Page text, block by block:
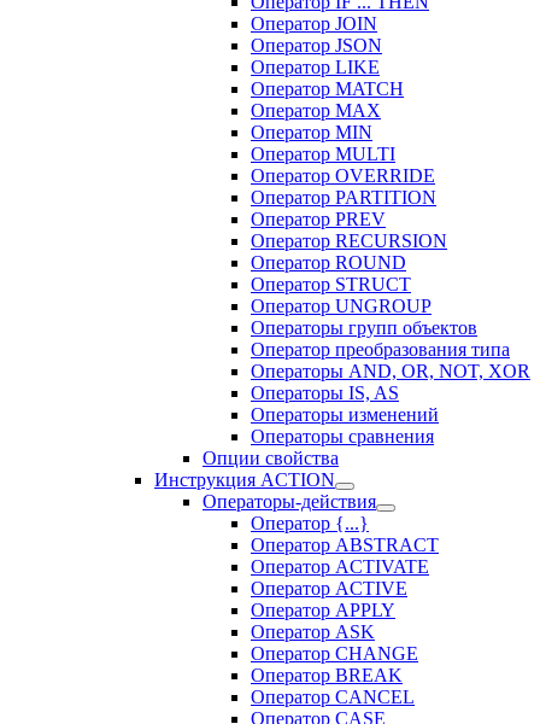
Оператор JOIN
Оператор JSON
Оператор LIKE
Оператор MATCH
Оператор MAX
Оператор MIN
Оператор MULTI
Оператор OVERRIDE
Оператор PARTITION
Оператор PREV
Оператор RECURSION
Оператор ROUND
Оператор STRUCT
Оператор UNGROUP
Операторы групп объектов
Оператор преобразования типа
Операторы AND, OR, NOT, XOR
Операторы IS, AS
Операторы изменений
Операторы сравнения
Опции свойства
Инструкция ACTION
Операторы-действия
Оператор {...}
Оператор ABSTRACT
Оператор ACTIVATE
Оператор ACTIVE
Оператор APPLY
Оператор ASK
Оператор CHANGE
Оператор BREAK
Оператор CANCEL
Оператор CASE